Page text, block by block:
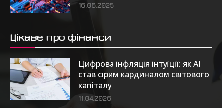
16.06.2025
Цікаве про фінанси
Цифрова інфляція інтуїції: як AI
став сірим кардиналом світового
капіталу
11.04.2026